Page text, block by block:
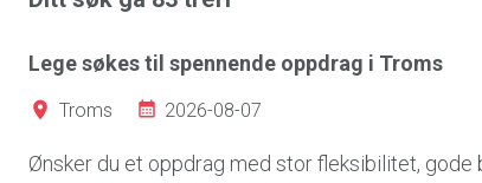
Lege søkes til spennende oppdrag i Troms
Troms 2026-08-07
Ønsker du et oppdrag med stor fleksibilitet,